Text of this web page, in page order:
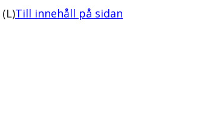
Till innehåll på sidan